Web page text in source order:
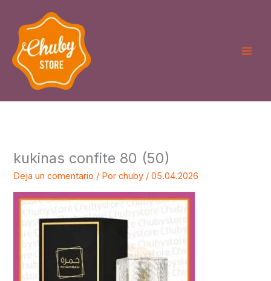
contenido
kukinas confite 80 (50)
Deja un comentario / Porchuby /05.04.2026